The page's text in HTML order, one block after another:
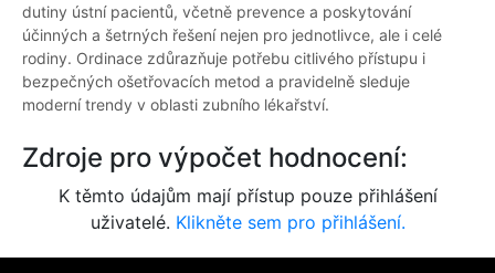
dutiny ústní pacientů, včetně prevence a poskytování
účinných a šetrných řešení nejen pro jednotlivce, ale i celé
rodiny. Ordinace zdůrazňuje potřebu citlivého přístupu i
bezpečných ošetřovacích metod a pravidelně sleduje
moderní trendy v oblasti zubního lékařství.
Zdroje pro výpočet hodnocení:
K těmto údajům mají přístup pouze přihlášení
uživatelé. Klikněte sem pro přihlášení.